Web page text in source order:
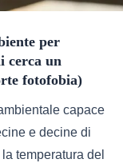
per
cerca un
fotofobia)
capace
e decine di
temperatura del